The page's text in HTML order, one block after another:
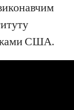
США.